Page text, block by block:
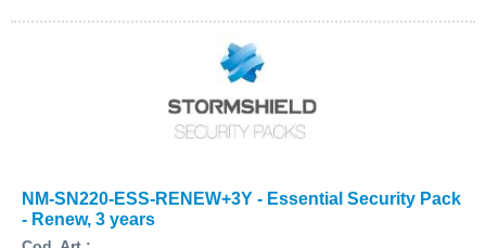
NM-SN220-ESS-RENEW+3Y - Essential Security Pack
- Renew, 3 years